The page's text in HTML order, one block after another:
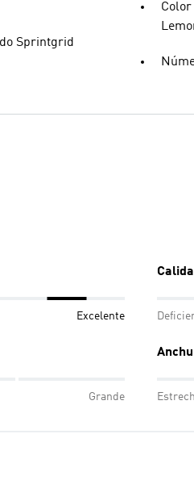
Sprintgrid
Excelente
Grande